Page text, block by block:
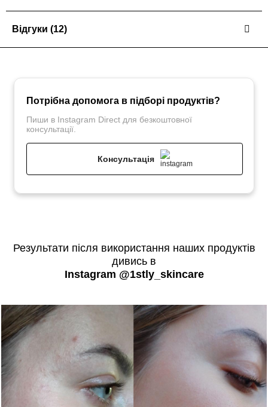
Відгуки (12)
Потрібна допомога в підборі продуктів?
Пиши в Instagram Direct для безкоштовної
консультації.
Консультація
Результати після використання наших продуктів
дивись в
Instagram @1stly_skincare